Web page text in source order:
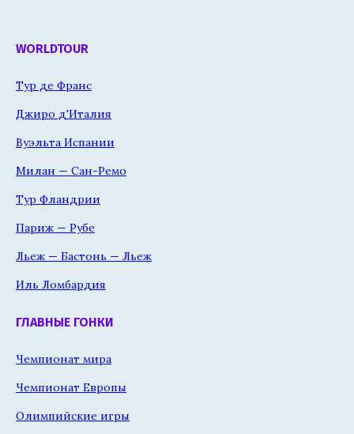
WORLDTOUR
Тур де Франс
Джиро д'Италия
Вуэльта Испании
Милан — Сан-Ремо
Тур Фландрии
Париж — Рубе
Льеж — Бастонь — Льеж
Иль Ломбардия
ГЛАВНЫЕ ГОНКИ
Чемпионат мира
Чемпионат Европы
Олимпийские игры